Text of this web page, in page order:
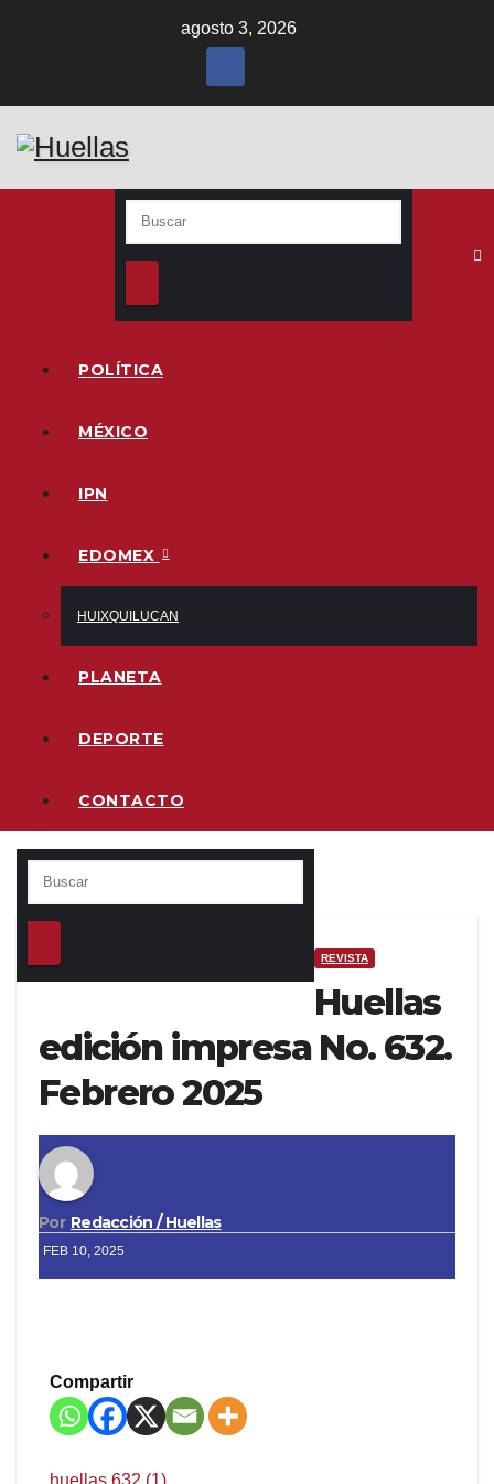
agosto 3, 2026
POLÍTICA
MÉXICO
IPN
EDOMEX
HUIXQUILUCAN
PLANETA
DEPORTE
CONTACTO
REVISTA
Huellas
edición impresa No. 632.
Febrero 2025
Por Redacción / Huellas
FEB 10, 2025
Compartir
huellas 632 (1)